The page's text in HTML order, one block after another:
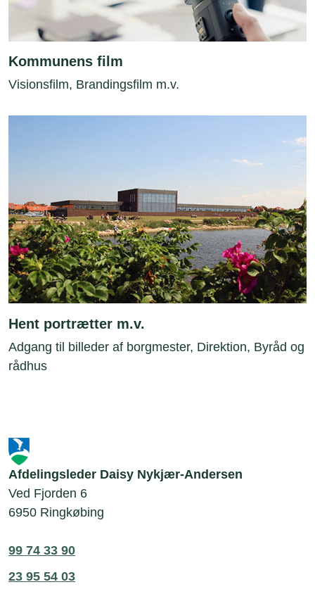
Kommunens film
Visionsfilm, Brandingsfilm m.v.
Hent portrætter m.v.
Adgang til billeder af borgmester, Direktion, Byråd og
rådhus
Afdelingsleder Daisy Nykjær-Andersen
Ved Fjorden 6
6950 Ringkøbing
99 74 33 90
23 95 54 03